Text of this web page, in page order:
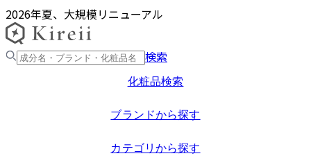
2026年夏、大規模リニューアル
検索
化粧品検索
ブランドから探す
カテゴリから探す